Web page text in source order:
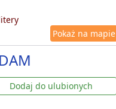
Pokaż na mapie
Dodaj do ulubionych